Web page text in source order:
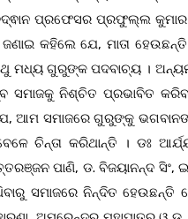
ପ୍ରଫେସର ପ୍ରଫୁଲ୍ଲ
କହିଲେ ଯେ, ମାତା
ମଧ୍ୟ ଗୁରୁଙ୍କ ପଦବାଚ୍ୟ ।
ସମାଜକୁ ନିଶ୍ଚିତ ପ୍ରଭାବିତ
ଆମ ସମାଜରେ ଗୁରୁଙ୍କୁ
ଚିନ୍ତା କରିଥାନ୍ତି । ଡଃ
ପାଣି, ଡ. ବିଜୟାନନ୍ଦ ସିଂ,
ସମାଜରେ ନିନ୍ଦିତ ହେଉଛନ୍ତି